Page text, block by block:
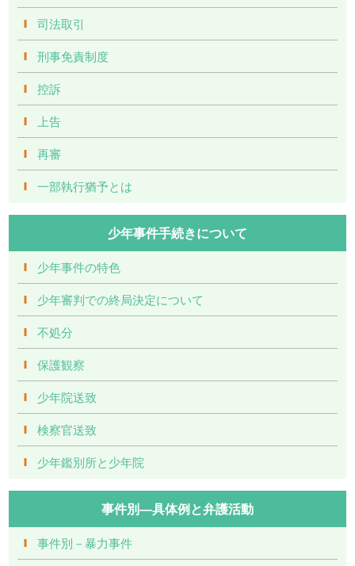
司法取引
刑事免責制度
控訴
上告
再審
一部執行猶予とは
少年事件手続きについて
少年事件の特色
少年審判での終局決定について
不処分
保護観察
少年院送致
検察官送致
少年鑑別所と少年院
事件別―具体例と弁護活動
事件別－暴力事件